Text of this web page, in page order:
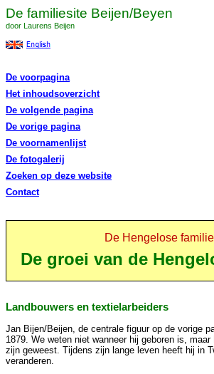
De familiesite Beijen/Beyen
door Laurens Beijen
De voorpagina
Het inhoudsoverzicht
De volgende pagina
De vorige pagina
De voornamenlijst
De fotogalerij
Zoeken op deze website
Contact
De Hengelose familie
De groei van de
Landbouwers en textielarbeiders
Jan Bijen/Beijen, de centrale figuur op de vorige
1879. We weten niet wanneer hij geboren is,
zijn geweest. Tijdens zijn lange leven heeft hij in
veranderen.